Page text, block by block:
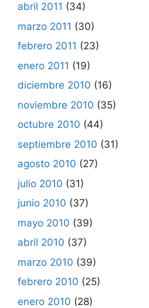
abril 2011 (34)
marzo 2011 (30)
febrero 2011 (23)
enero 2011 (19)
diciembre 2010 (16)
noviembre 2010 (35)
octubre 2010 (44)
septiembre 2010 (31)
agosto 2010 (27)
julio 2010 (31)
junio 2010 (37)
mayo 2010 (39)
abril 2010 (37)
marzo 2010 (39)
febrero 2010 (25)
enero 2010 (28)